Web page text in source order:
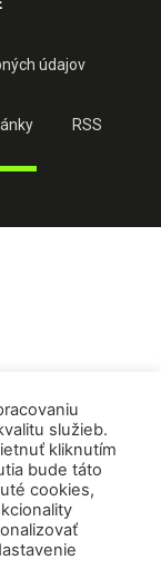
údajov
RSS
služieb.
kliknutím
bude táto
cookies,